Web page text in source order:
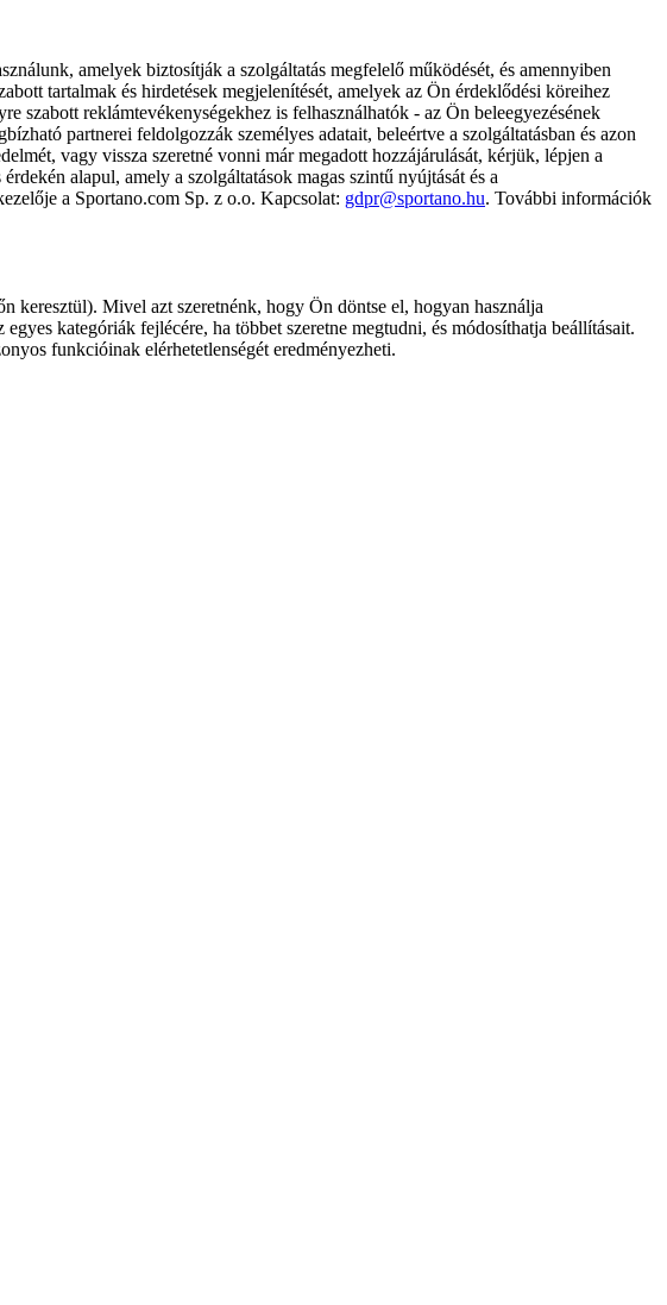
amelyek biztosítják a szolgáltatás megfelelő működését, és amennyiben
tartalmak és hirdetések megjelenítését, amelyek az Ön érdeklődési köreihez
szabott reklámtevékenységekhez is felhasználhatók - az Ön beleegyezésének
partnerei feldolgozzák személyes adatait, beleértve a szolgáltatásban és azon
vagy vissza szeretné vonni már megadott hozzájárulását, kérjük, lépjen a
alapul, amely a szolgáltatások magas szintű nyújtását és a
a Sportano.com Sp. z o.o. Kapcsolat: gdpr@sportano.hu. További információk
keresztül). Mivel azt szeretnénk, hogy Ön döntse el, hogyan használja
kategóriák fejlécére, ha többet szeretne megtudni, és módosíthatja beállításait.
funkcióinak elérhetetlenségét eredményezheti.